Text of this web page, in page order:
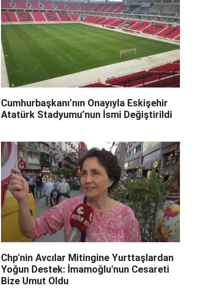
Cumhurbaşkanı’nın Onayıyla Eskişehir
Atatürk Stadyumu’nun İsmi Değiştirildi
Chp'nin Avcılar Mitingine Yurttaşlardan
Yoğun Destek: İmamoğlu'nun Cesareti
Bize Umut Oldu